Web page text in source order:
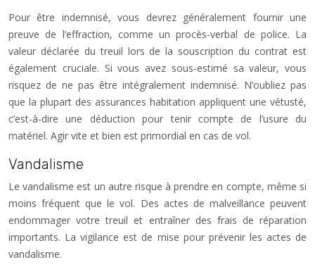
Pour être indemnisé, vous devrez généralement fournir une
preuve de l’effraction, comme un procès-verbal de police. La
valeur déclarée du treuil lors de la souscription du contrat est
également cruciale. Si vous avez sous-estimé sa valeur, vous
risquez de ne pas être intégralement indemnisé. N’oubliez pas
que la plupart des assurances habitation appliquent une vétusté,
c’est-à-dire une déduction pour tenir compte de l’usure du
matériel. Agir vite et bien est primordial en cas de vol.
Vandalisme
Le vandalisme est un autre risque à prendre en compte, même si
moins fréquent que le vol. Des actes de malveillance peuvent
endommager votre treuil et entraîner des frais de réparation
importants. La vigilance est de mise pour prévenir les actes de
vandalisme.